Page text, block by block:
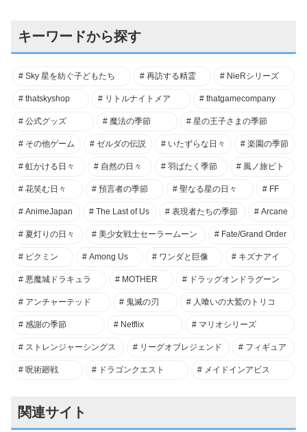
キーワードから探す
Sky 星を紡ぐ子どもたち 再訪する精霊 NieRシリーズ
thatskyshop リトルナイトメア thatgamecompany
公式グッズ 魔法の季節 星の王子さまの季節
その他ゲーム ゼルダの伝説 いたずらな日々 楽園の季節
虹かける日々 自然の日々 羽ばたく季節 風ノ旅ビト
花笑む日々 預言者の季節 聖なる星の日々 FF
AnimeJapan The Last of Us 表現者たちの季節 Arcane
夏灯りの日々 美少女戦士セーラームーン Fate/Grand Order
ピクミン Among Us ワンダと巨像 キズナアイ
悪魔城ドラキュラ MOTHER ドラッグオンドラグーン
アンチャーテッド 鬼滅の刃 人喰いの大鷲のトリコ
感謝の季節 Netflix マリオシリーズ
ストレンジャーシングス リーグオブレジェンド フィギュア
呪術廻戦 ドラゴンクエスト メイドインアビス
関連サイト